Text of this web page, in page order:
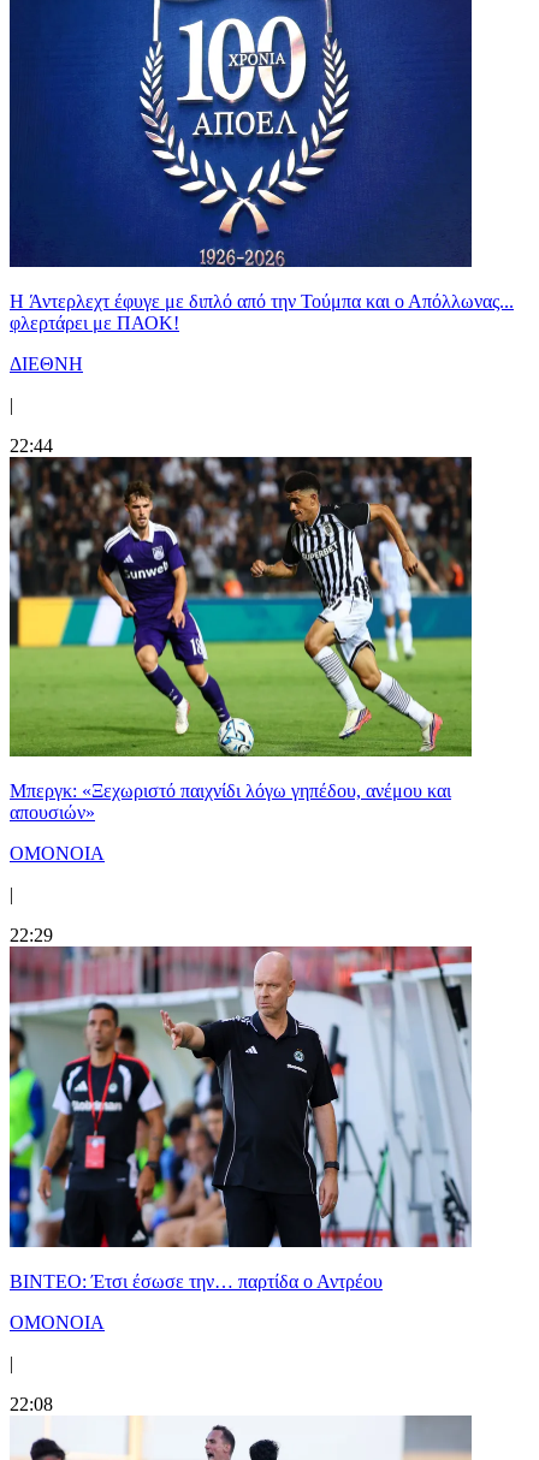
H Άντερλεχτ έφυγε με διπλό από την Τούμπα και ο Απόλλωνας...
φλερτάρει με ΠΑΟΚ!
ΔΙΕΘΝΗ
|
22:44
Μπεργκ: «Ξεχωριστό παιχνίδι λόγω γηπέδου, ανέμου και
απουσιών»
ΟΜΟΝΟΙΑ
|
22:29
ΒΙΝΤΕΟ: Έτσι έσωσε την… παρτίδα ο Αντρέου
ΟΜΟΝΟΙΑ
|
22:08